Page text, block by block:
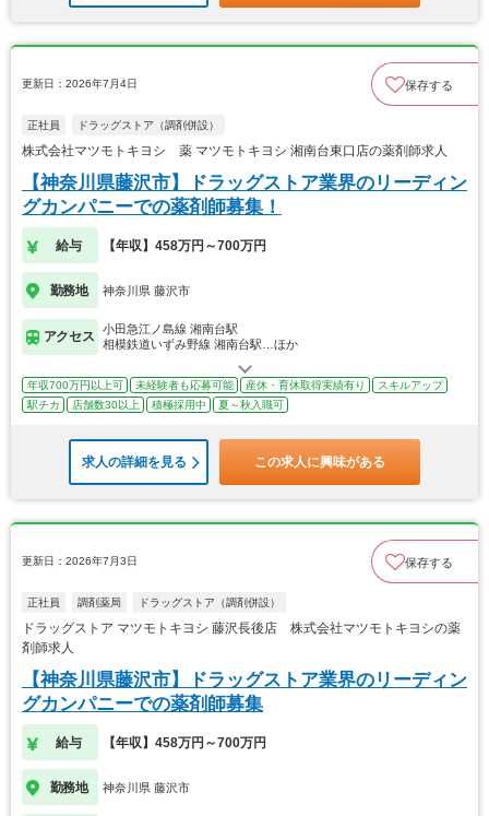
更新日：2026年7月4日 保存する
正社員 ドラッグストア（調剤併設）
株式会社マツモトキヨシ 薬 マツモトキヨシ 湘南台東口店の薬剤師求人
【神奈川県藤沢市】ドラッグストア業界のリーディン
グカンパニーでの薬剤師募集！
給与 【年収】458万円～700万円
勤務地 神奈川県 藤沢市
アクセス
小田急江ノ島線 湘南台駅
相模鉄道いずみ野線 湘南台駅…ほか
年収700万円以上可 未経験者も応募可能 産休・育休取得実績有り
スキルアップ
駅チカ
店舗数30以上 積極採用中 夏～秋入職可
求人の詳細を見る この求人に興味がある
更新日：2026年7月3日 保存する
正社員 調剤薬局 ドラッグストア（調剤併設）
ドラッグストア マツモトキヨシ 藤沢長後店 株式会社マツモトキヨシの薬
剤師求人
【神奈川県藤沢市】ドラッグストア業界のリーディン
グカンパニーでの薬剤師募集
給与 【年収】458万円～700万円
勤務地 神奈川県 藤沢市